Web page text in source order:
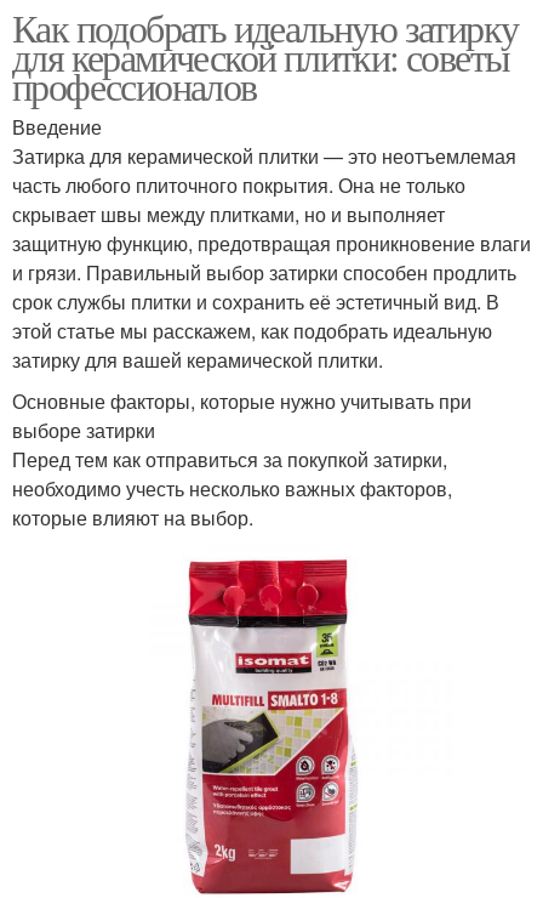
Как подобрать идеальную затирку
для керамической плитки: советы
профессионалов
Введение
Затирка для керамической плитки — это неотъемлемая
часть любого плиточного покрытия. Она не только
скрывает швы между плитками, но и выполняет
защитную функцию, предотвращая проникновение влаги
и грязи. Правильный выбор затирки способен продлить
срок службы плитки и сохранить её эстетичный вид. В
этой статье мы расскажем, как подобрать идеальную
затирку для вашей керамической плитки.
Основные факторы, которые нужно учитывать при
выборе затирки
Перед тем как отправиться за покупкой затирки,
необходимо учесть несколько важных факторов,
которые влияют на выбор.